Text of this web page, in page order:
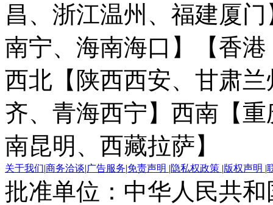
昌、浙江温州、福建厦门
南宁、海南海口】
【香
西北【陕西西安、甘肃
齐、青海西宁】 西南【
南昆明、西藏拉萨】
关于我们|商务洽谈|广告服务|免责声明 |隐私权政策 |版权声明 |
批准单位：中华人民共